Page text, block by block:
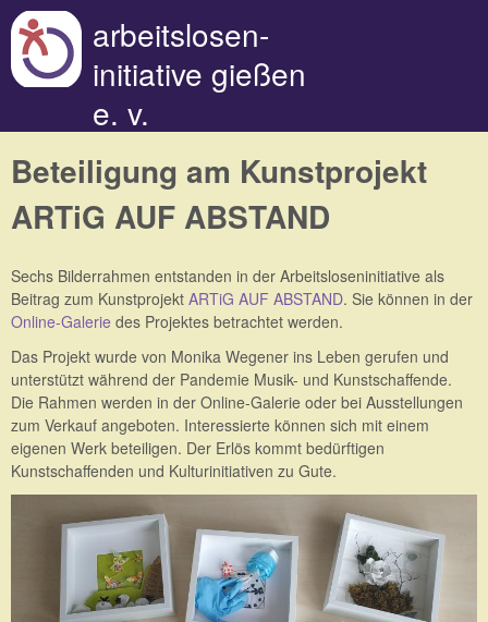
arbeitslosen-
initiative gießen
e. v.
Beteiligung am Kunstprojekt
ARTiG AUF ABSTAND
Sechs Bilderrahmen entstanden in der Arbeitsloseninitiative als
Beitrag zum Kunstprojekt ARTiG AUF ABSTAND. Sie können in der
Online-Galerie des Projektes betrachtet werden.
Das Projekt wurde von Monika Wegener ins Leben gerufen und
unterstützt während der Pandemie Musik- und Kunstschaffende.
Die Rahmen werden in der Online-Galerie oder bei Ausstellungen
zum Verkauf angeboten. Interessierte können sich mit einem
eigenen Werk beteiligen. Der Erlös kommt bedürftigen
Kunstschaffenden und Kulturinitiativen zu Gute.